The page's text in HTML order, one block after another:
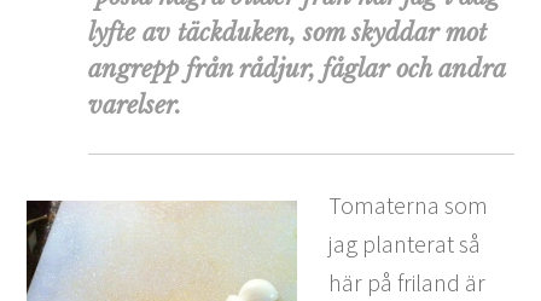
lyfte av täckduken, som skyddar mot
angrepp från rådjur, fåglar och andra
varelser.
Tomaterna som
jag planterat så
här på friland är